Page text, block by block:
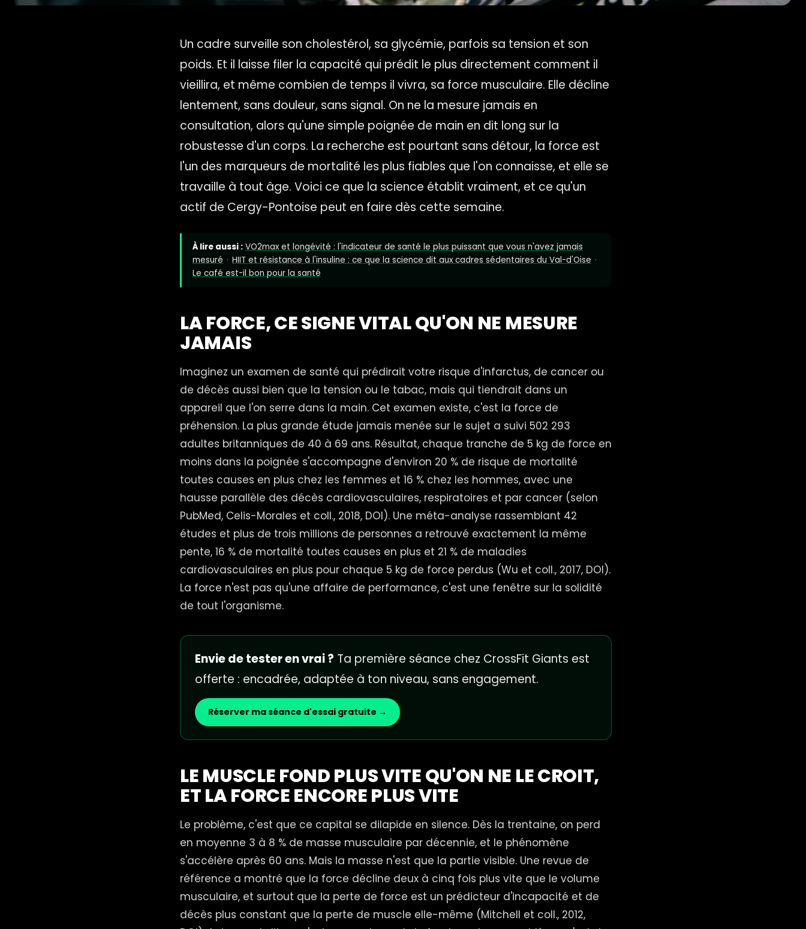
Un cadre surveille son cholestérol, sa glycémie, parfois sa tension et son
poids. Et il laisse filer la capacité qui prédit le plus directement comment il
vieillira, et même combien de temps il vivra, sa force musculaire. Elle décline
lentement, sans douleur, sans signal. On ne la mesure jamais en
consultation, alors qu'une simple poignée de main en dit long sur la
robustesse d'un corps. La recherche est pourtant sans détour, la force est
l'un des marqueurs de mortalité les plus fiables que l'on connaisse, et elle se
travaille à tout âge. Voici ce que la science établit vraiment, et ce qu'un
actif de Cergy-Pontoise peut en faire dès cette semaine.
À lire aussi : VO2max et longévité : l'indicateur de santé le plus puissant que vous n'avez jamais
mesuré · HIIT et résistance à l'insuline : ce que la science dit aux cadres sédentaires du Val-d'Oise ·
Le café est-il bon pour la santé
LA FORCE, CE SIGNE VITAL QU'ON NE MESURE
JAMAIS
Imaginez un examen de santé qui prédirait votre risque d'infarctus, de cancer ou
de décès aussi bien que la tension ou le tabac, mais qui tiendrait dans un
appareil que l'on serre dans la main. Cet examen existe, c'est la force de
préhension. La plus grande étude jamais menée sur le sujet a suivi 502 293
adultes britanniques de 40 à 69 ans. Résultat, chaque tranche de 5 kg de force en
moins dans la poignée s'accompagne d'environ 20 % de risque de mortalité
toutes causes en plus chez les femmes et 16 % chez les hommes, avec une
hausse parallèle des décès cardiovasculaires, respiratoires et par cancer (selon
PubMed, Celis-Morales et coll., 2018, DOI). Une méta-analyse rassemblant 42
études et plus de trois millions de personnes a retrouvé exactement la même
pente, 16 % de mortalité toutes causes en plus et 21 % de maladies
cardiovasculaires en plus pour chaque 5 kg de force perdus (Wu et coll., 2017, DOI).
La force n'est pas qu'une affaire de performance, c'est une fenêtre sur la solidité
de tout l'organisme.
Envie de tester en vrai ? Ta première séance chez CrossFit Giants est
offerte : encadrée, adaptée à ton niveau, sans engagement.
Réserver ma séance d'essai gratuite →
LE MUSCLE FOND PLUS VITE QU'ON NE LE CROIT,
ET LA FORCE ENCORE PLUS VITE
Le problème, c'est que ce capital se dilapide en silence. Dès la trentaine, on perd
en moyenne 3 à 8 % de masse musculaire par décennie, et le phénomène
s'accélère après 60 ans. Mais la masse n'est que la partie visible. Une revue de
référence a montré que la force décline deux à cinq fois plus vite que le volume
musculaire, et surtout que la perte de force est un prédicteur d'incapacité et de
décès plus constant que la perte de muscle elle-même (Mitchell et coll., 2012,